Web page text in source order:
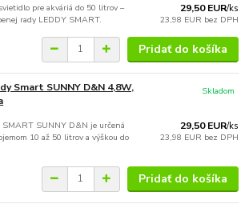
pre akváriá do 50 litrov –
rady LEDDY SMART.
29,50 EUR/ks
23,98 EUR bez DPH
Pridať do košíka
Smart SUNNY D&N 4,8W,
SMART SUNNY D&N je určená
10 až 50 litrov a výškou do
29,50 EUR/ks
23,98 EUR bez DPH
Skladom
Pridať do košíka